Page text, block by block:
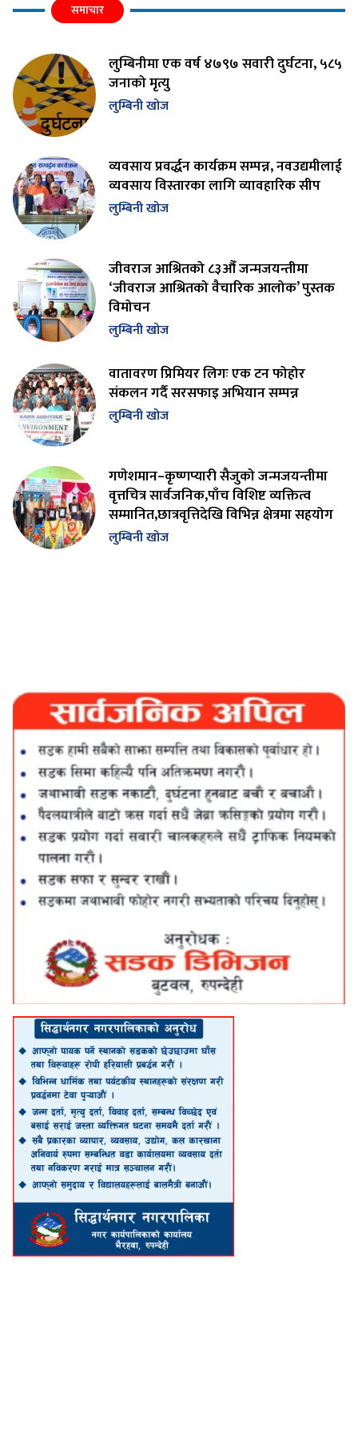
समाचार
लुम्बिनीमा एक वर्ष ४७९७ सवारी दुर्घटना, ५८५
जनाको मृत्यु
लुम्बिनी खोज
व्यवसाय प्रवर्द्धन कार्यक्रम सम्पन्न, नवउद्यमीलाई
व्यवसाय विस्तारका लागि व्यावहारिक सीप
लुम्बिनी खोज
जीवराज आश्रितको ८३औँ जन्मजयन्तीमा
‘जीवराज आश्रितको वैचारिक आलोक’ पुस्तक
विमोचन
लुम्बिनी खोज
वातावरण प्रिमियर लिगः एक टन फोहोर
संकलन गर्दै सरसफाइ अभियान सम्पन्न
लुम्बिनी खोज
गणेशमान–कृष्णप्यारी सैजुको जन्मजयन्तीमा
वृत्तचित्र सार्वजनिक,पाँच विशिष्ट व्यक्तित्व
सम्मानित,छात्रवृत्तिदेखि विभिन्न क्षेत्रमा सहयोग
लुम्बिनी खोज